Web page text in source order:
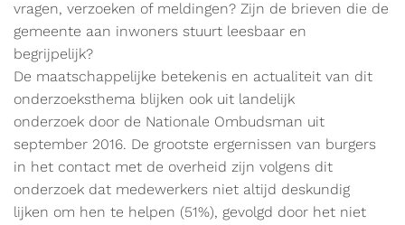
vragen, verzoeken of meldingen? Zijn de brieven die de
gemeente aan inwoners stuurt leesbaar en
begrijpelijk?
De maatschappelijke betekenis en actualiteit van dit
onderzoeksthema blijken ook uit landelijk
onderzoek door de Nationale Ombudsman uit
september 2016. De grootste ergernissen van burgers
in het contact met de overheid zijn volgens dit
onderzoek dat medewerkers niet altijd deskundig
lijken om hen te helpen (51%), gevolgd door het niet